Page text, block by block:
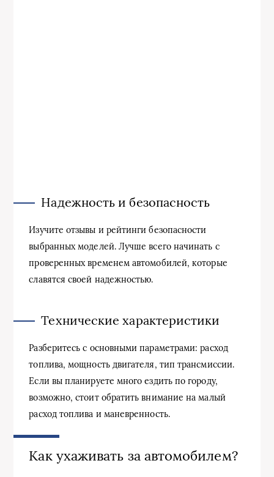
Надежность и безопасность
Изучите отзывы и рейтинги безопасности
выбранных моделей. Лучше всего начинать с
проверенных временем автомобилей, которые
славятся своей надежностью.
Технические характеристики
Разберитесь с основными параметрами: расход
топлива, мощность двигателя, тип трансмиссии.
Если вы планируете много ездить по городу,
возможно, стоит обратить внимание на малый
расход топлива и маневренность.
Как ухаживать за автомобилем?